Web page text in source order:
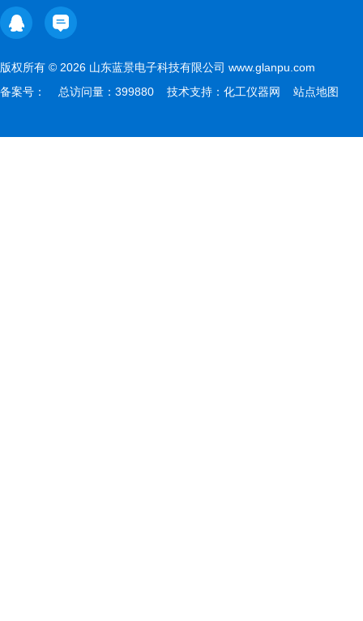
版权所有 © 2026 山东蓝景电子科技有限公司 www.glanpu.com
备案号：
总访问量：399880 技术支持： 化工仪器网 站点地图